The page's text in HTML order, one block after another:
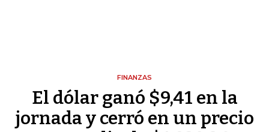
FINANZAS
El dólar ganó $9,41 en la
jornada y cerró en un precio